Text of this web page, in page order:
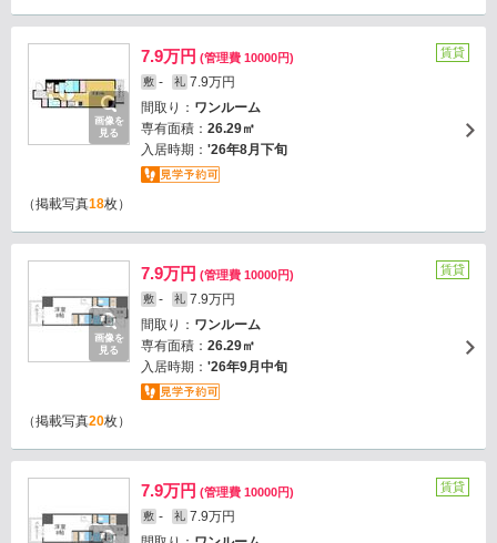
画像を
見る
7.9万円 (管理費 10000円)
敷 - 礼 7.9万円
間取り： ワンルーム
専有面積： 26.29㎡
入居時期： '26年8月下旬
賃貸
（掲載写真18枚）
画像を
見る
7.9万円 (管理費 10000円)
敷 - 礼 7.9万円
間取り： ワンルーム
専有面積： 26.29㎡
入居時期： '26年9月中旬
賃貸
（掲載写真20枚）
7.9万円 (管理費 10000円)
敷 - 礼 7.9万円
賃貸